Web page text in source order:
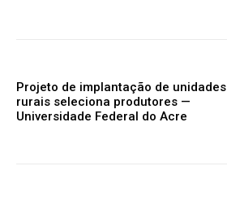
Projeto de implantação de unidades
rurais seleciona produtores —
Universidade Federal do Acre